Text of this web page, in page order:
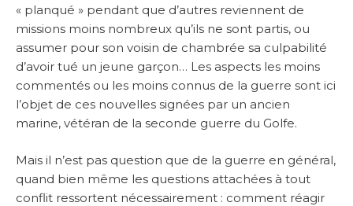
« planqué » pendant que d’autres reviennent de
missions moins nombreux qu’ils ne sont partis, ou
assumer pour son voisin de chambrée sa culpabilité
d’avoir tué un jeune garçon… Les aspects les moins
commentés ou les moins connus de la guerre sont ici
l’objet de ces nouvelles signées par un ancien
marine, vétéran de la seconde guerre du Golfe.
Mais il n’est pas question que de la guerre en général,
quand bien même les questions attachées à tout
conflit ressortent nécessairement : comment réagir